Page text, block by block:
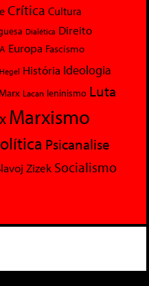
Crítica Cultura
Dialética Direito
Europa Fascismo
Hegel História Ideologia
Lacan leninismo Luta
Marxismo
Psicanalise
Zizek Socialismo